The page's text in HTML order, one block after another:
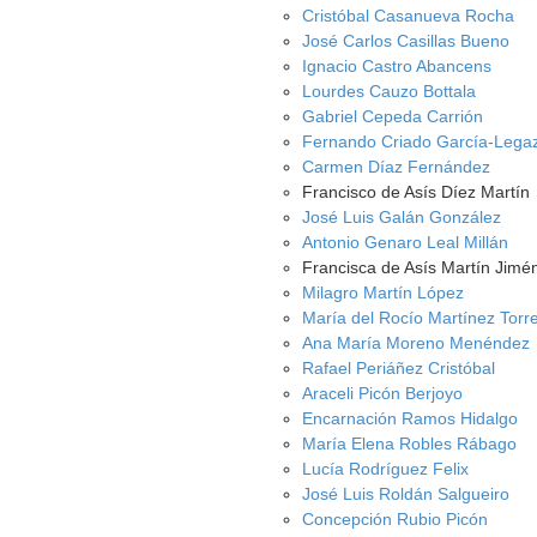
Cristóbal Casanueva Rocha
José Carlos Casillas Bueno
Ignacio Castro Abancens
Lourdes Cauzo Bottala
Gabriel Cepeda Carrión
Fernando Criado García-
Carmen Díaz Fernández
Francisco de Asís Díez Martín
José Luis Galán González
Antonio Genaro Leal Millán
Francisca de Asís Martín
Milagro Martín López
María del Rocío Martínez
Ana María Moreno Menéndez
Rafael Periáñez Cristóbal
Araceli Picón Berjoyo
Encarnación Ramos Hidalgo
María Elena Robles Rábago
Lucía Rodríguez Felix
José Luis Roldán Salgueiro
Concepción Rubio Picón